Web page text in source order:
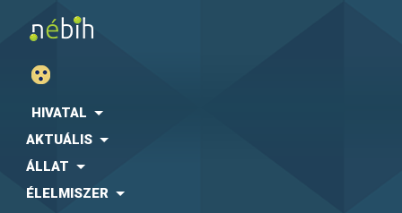
HIVATAL
AKTUÁLIS
ÁLLAT
ÉLELMISZER